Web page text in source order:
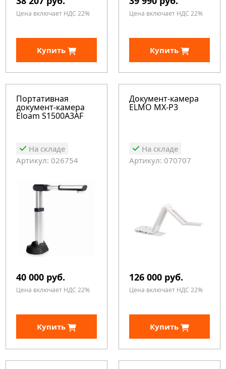
Цена включает НДС 22%
Купить
Цена включает НДС 22%
Купить
Портативная
документ-камера
Eloam S1500A3AF
На складе
Артикул: 026754
40 000 руб.
Цена включает НДС 22%
Купить
Документ-камера
ELMO MX-P3
На складе
Артикул: 070707
126 000 руб.
Цена включает НДС 22%
Купить